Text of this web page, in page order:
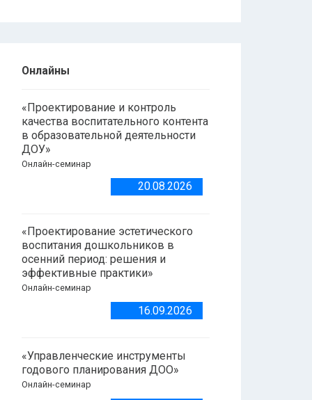
Онлайны
«Проектирование и контроль
качества воспитательного контента
в образовательной деятельности
ДОУ»
Онлайн-семинар
20.08.2026
«Проектирование эстетического
воспитания дошкольников в
осенний период: решения и
эффективные практики»
Онлайн-семинар
16.09.2026
«Управленческие инструменты
годового планирования ДОО»
Онлайн-семинар